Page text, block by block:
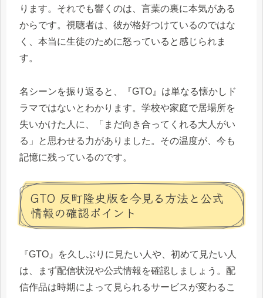
ります。それでも響くのは、言葉の裏に本気がある
からです。視聴者は、彼が格好つけているのではな
く、本当に生徒のために怒っていると感じられま
す。
名シーンを振り返ると、『GTO』は単なる懐かしド
ラマではないとわかります。学校や家庭で居場所を
失いかけた人に、「まだ向き合ってくれる大人がい
る」と思わせる力がありました。その温度が、今も
記憶に残っているのです。
GTO 反町隆史版を今見る方法と公式
情報の確認ポイント
『GTO』を久しぶりに見たい人や、初めて見たい人
は、まず配信状況や公式情報を確認しましょう。配
信作品は時期によって見られるサービスが変わるこ